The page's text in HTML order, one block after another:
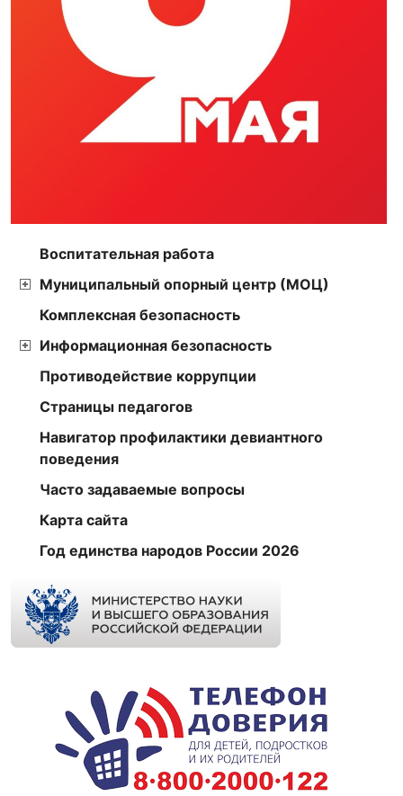
Воспитательная работа
Муниципальный опорный центр (МОЦ)
Комплексная безопасность
Информационная безопасность
Противодействие коррупции
Страницы педагогов
Навигатор профилактики девиантного
поведения
Часто задаваемые вопросы
Карта сайта
Год единства народов России 2026